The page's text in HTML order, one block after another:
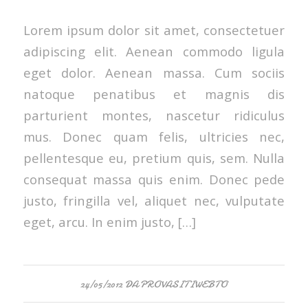
Lorem ipsum dolor sit amet, consectetuer
adipiscing elit. Aenean commodo ligula
eget dolor. Aenean massa. Cum sociis
natoque penatibus et magnis dis
parturient montes, nascetur ridiculus
mus. Donec quam felis, ultricies nec,
pellentesque eu, pretium quis, sem. Nulla
consequat massa quis enim. Donec pede
justo, fringilla vel, aliquet nec, vulputate
eget, arcu. In enim justo, […]
24/05/2012 DAPROVASITIWEBTO